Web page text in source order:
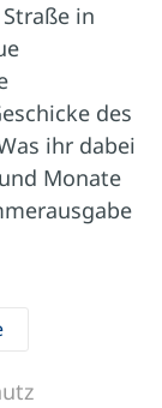
in
des
ihr dabei
Monate